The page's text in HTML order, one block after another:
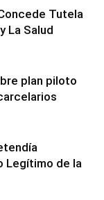
Tutela
La Salud
plan piloto
Legítimo de la